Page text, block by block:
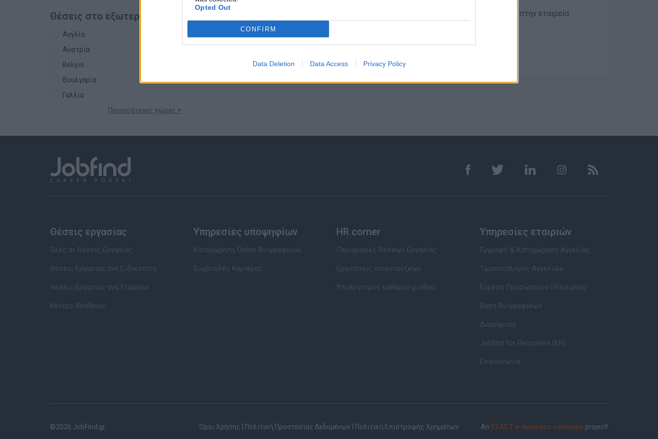
Opted Out
CONFIRM
Data Deletion Data Access Privacy Policy
Θέσεις στο εξωτερικό
Αγγλία
Αυστρία
Βέλγιο
Βουλγαρία
Γαλλία
Περισσότερες χώρες +
Σας ενδιαφέρει η θέση εργασίας; Εγγραφείτε για να στείλετε το βιογραφικό σας στην εταιρεία.
Θέσεις εργασίας
Όλες οι Θέσεις Εργασίας
Θέσεις Εργασίας ανά Ειδικότητα
Θέσεις Εργασίας ανά Εταιρεία
Κέντρο Βοήθειας
Υπηρεσίες υποψηφίων
Καταχώρηση Online Βιογραφικού
Συμβουλές Καριέρας
HR corner
Περιγραφές Θέσεων Εργασίας
Ερωτήσεις συνεντεύξεων
Υπολογισμός καθαρού μισθού
Υπηρεσίες εταιριών
Εγγραφή & Καταχώρηση Αγγελίας
Τιμοκατάλογος Αγγελιών
Εύρεση Προσωπικού | Recruiting
Βάση Βιογραφικών
Διαφήμιση
Jobfind for Recruiters (EN)
Επικοινωνία
©2026 JobFind.gr Όροι Χρήσης Πολιτική Προστασίας Δεδομένων Πολιτική Επιστροφής Χρημάτων An EXACT e-business solutions project!